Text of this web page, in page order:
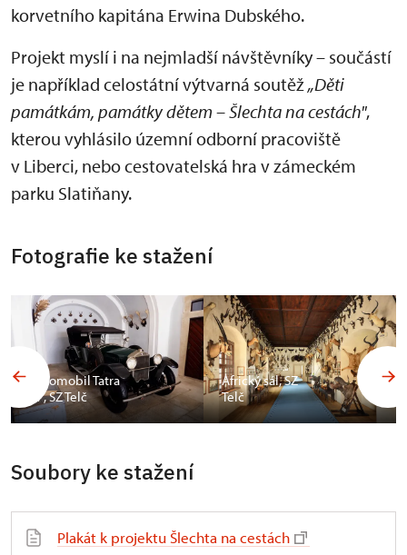
korvetního kapitána Erwina Dubského.
Projekt myslí i na nejmladší návštěvníky – součástí
je například celostátní výtvarná soutěž„Děti
památkám, památky dětem – Šlechta na cestách",
kterou vyhlásilo územní odborní pracoviště
v Liberci, nebo cestovatelská hra v zámeckém
parku Slatiňany.
Fotografie ke stažení
Automobil Tatra
17, SZ Telč
Africký sál, SZ
Telč
Soubory ke stažení
Plakát k projektu Šlechta na cestách